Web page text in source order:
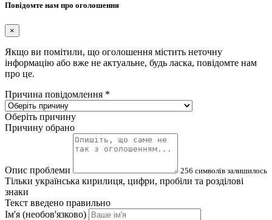
Повідомте нам про оголошення
×
Якщо ви помітили, що оголошення містить неточну
інформацію або вже не актуальне, будь ласка, повідомте нам
про це.
Причина повідомлення *
Оберіть причину
Причину обрано
Опис проблеми 256 символів залишилось
Тільки українська кирилиця, цифри, пробіли та розділові
знаки
Текст введено правильно
Ім'я (необов'язково)